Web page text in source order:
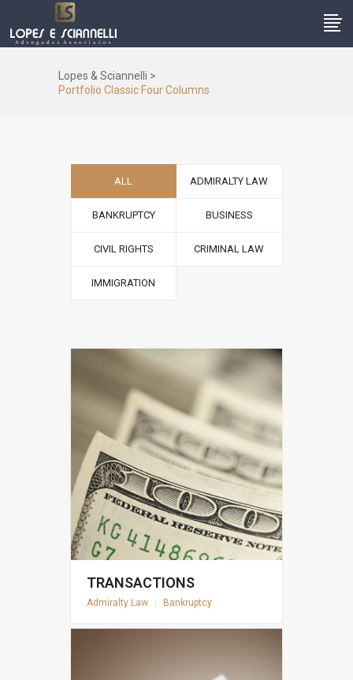
Lopes & Sciannelli >
Portfolio Classic Four Columns
ALL ADMIRALTY LAW
BANKRUPTCY BUSINESS
CIVIL RIGHTS CRIMINAL LAW
IMMIGRATION
TRANSACTIONS
Admiralty Law Bankruptcy